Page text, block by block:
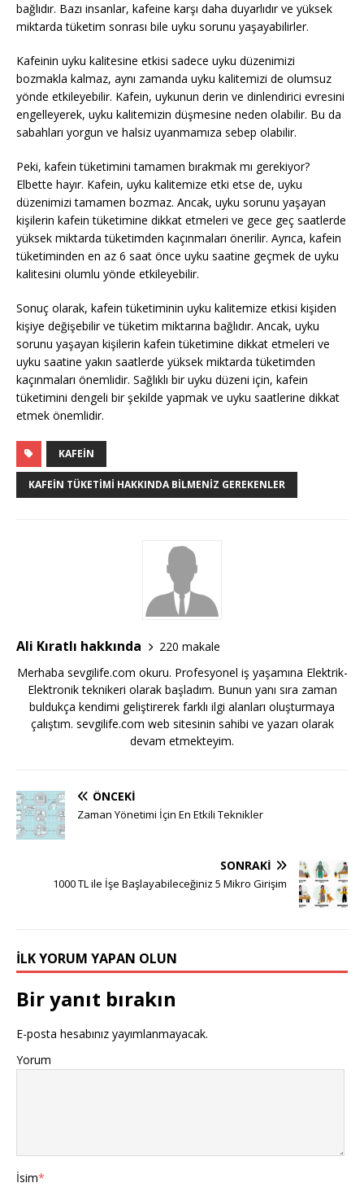
bağlıdır. Bazı insanlar, kafeine karşı daha duyarlıdır ve yüksek
miktarda tüketim sonrası bile uyku sorunu yaşayabilirler.
Kafeinin uyku kalitesine etkisi sadece uyku düzenimizi
bozmakla kalmaz, aynı zamanda uyku kalitemizi de olumsuz
yönde etkileyebilir. Kafein, uykunun derin ve dinlendirici evresini
engelleyerek, uyku kalitemizin düşmesine neden olabilir. Bu da
sabahları yorgun ve halsiz uyanmamıza sebep olabilir.
Peki, kafein tüketimini tamamen bırakmak mı gerekiyor?
Elbette hayır. Kafein, uyku kalitemize etki etse de, uyku
düzenimizi tamamen bozmaz. Ancak, uyku sorunu yaşayan
kişilerin kafein tüketimine dikkat etmeleri ve gece geç saatlerde
yüksek miktarda tüketimden kaçınmaları önerilir. Ayrıca, kafein
tüketiminden en az 6 saat önce uyku saatine geçmek de uyku
kalitesini olumlu yönde etkileyebilir.
Sonuç olarak, kafein tüketiminin uyku kalitemize etkisi kişiden
kişiye değişebilir ve tüketim miktarına bağlıdır. Ancak, uyku
sorunu yaşayan kişilerin kafein tüketimine dikkat etmeleri ve
uyku saatine yakın saatlerde yüksek miktarda tüketimden
kaçınmaları önemlidir. Sağlıklı bir uyku düzeni için, kafein
tüketimini dengeli bir şekilde yapmak ve uyku saatlerine dikkat
etmek önemlidir.
KAFEIN
KAFEIN TÜKETIMI HAKKINDA BILMENIZ GEREKENLER
Ali Kıratlı hakkında
220 makale
Merhaba sevgilife.com okuru. Profesyonel iş yaşamına Elektrik-
Elektronik teknikeri olarak başladım. Bunun yanı sıra zaman
buldukça kendimi geliştirerek farklı ilgi alanları oluşturmaya
çalıştım. sevgilife.com web sitesinin sahibi ve yazarı olarak
devam etmekteyim.
ÖNCEKI
Zaman Yönetimi İçin En Etkili Teknikler
SONRAKI
1000 TL ile İşe Başlayabileceğiniz 5 Mikro Girişim
İLK YORUM YAPAN OLUN
Bir yanıt bırakın
E-posta hesabınız yayımlanmayacak.
Yorum
İsim*